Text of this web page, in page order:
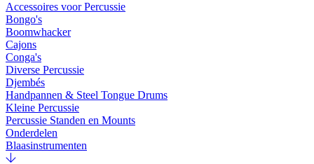
Accessoires voor Percussie
Bongo's
Boomwhacker
Cajons
Conga's
Diverse Percussie
Djembés
Handpannen & Steel Tongue Drums
Kleine Percussie
Percussie Standen en Mounts
Onderdelen
Blaasinstrumenten